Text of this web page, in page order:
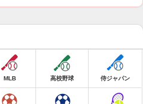
MLB 高校野球 侍ジャパン